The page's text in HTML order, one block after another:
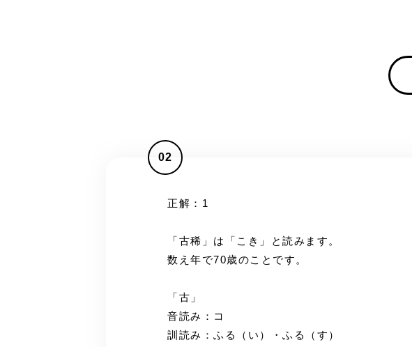
02
正解：1
「古稀」は「こき」と読みます。
数え年で70歳のことです。
「古」
音読み：コ
訓読み：ふる（い）・ふる（す）